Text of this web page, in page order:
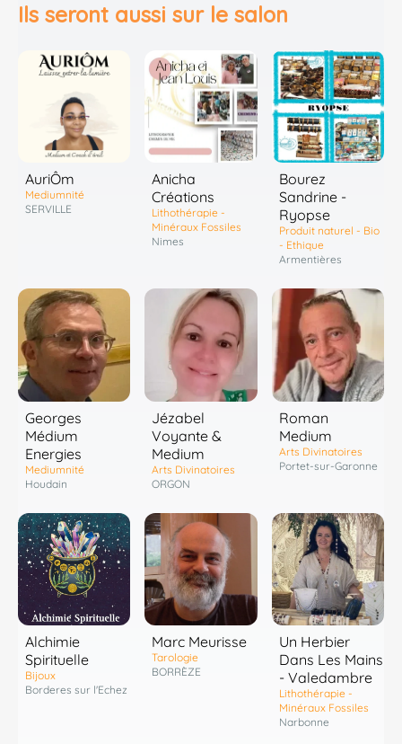
Ils seront aussi sur le salon
AuriÔm
Mediumnité
SERVILLE
Anicha
Créations
Lithothérapie -
Minéraux Fossiles
Nimes
Bourez
Sandrine -
Ryopse
Produit naturel - Bio
- Ethique
Armentières
Georges
Médium
Energies
Mediumnité
Houdain
Jézabel
Voyante &
Medium
Arts Divinatoires
ORGON
Roman
Medium
Arts Divinatoires
Portet-sur-Garonne
Alchimie
Spirituelle
Bijoux
Borderes sur l'Echez
Marc Meurisse
Tarologie
BORRÈZE
Un Herbier
Dans Les Mains
- Valedambre
Lithothérapie -
Minéraux Fossiles
Narbonne